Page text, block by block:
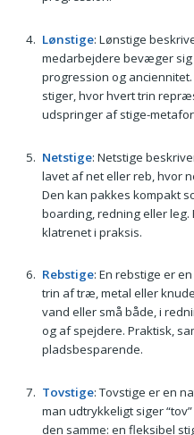
Lønstige: Lønstige
medarbejdere bevæger sig
progression og
stiger, hvor hvert trin
udspringer af stige-
Netstige: Netstige
lavet af net eller reb, hvor
Den kan pakkes kompakt
boarding, redning eller leg.
klatrenet i praksis.
Rebstige: En rebstige er
trin af træ, metal eller
vand eller små både, i
og af spejdere. Praktisk,
pladsbesparende.
Tovstige: Tovstige er en
man udtrykkeligt siger
den samme: en fleksibel